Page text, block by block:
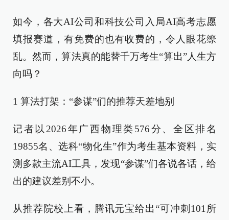
如今，各大AI公司和科技公司入局AI高考志愿
填报赛道，有免费的也有收费的，令人眼花缭
乱。然而，算法真的能替千万考生“算出”人生方
向吗？
1 算法打架：“参谋”们的推荐天差地别
记者以2026年广西物理类576分、全区排名
19855名、选科“物化生”作为考生基本资料，实
测多款主流AI工具，发现“参谋”们各说各话，给
出的建议差别不小。
从推荐院校上看，腾讯元宝给出“可冲刺101所